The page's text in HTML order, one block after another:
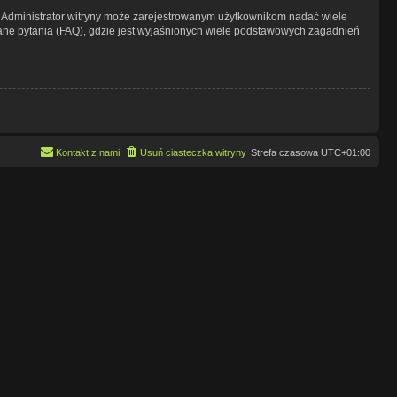
witryny może zarejestrowanym użytkownikom nadać wiele
pytania (FAQ), gdzie jest wyjaśnionych wiele podstawowych zagadnień
Strefa czasowa UTC+01:00
Usuń ciasteczka witryny
Kontakt z nami